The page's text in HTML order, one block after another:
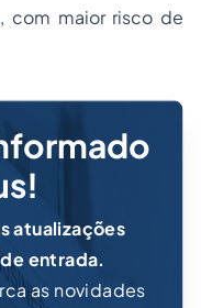
com maior risco de
atualizações
entrada.
as novidades